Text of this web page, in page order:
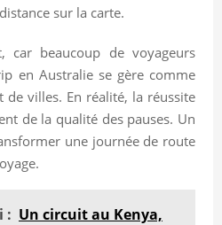
sur la carte.
car beaucoup de voyageurs
en Australie se gère comme
de villes. En réalité, la réussite
de la qualité des pauses. Un
une journée de route
: Un circuit au Kenya,